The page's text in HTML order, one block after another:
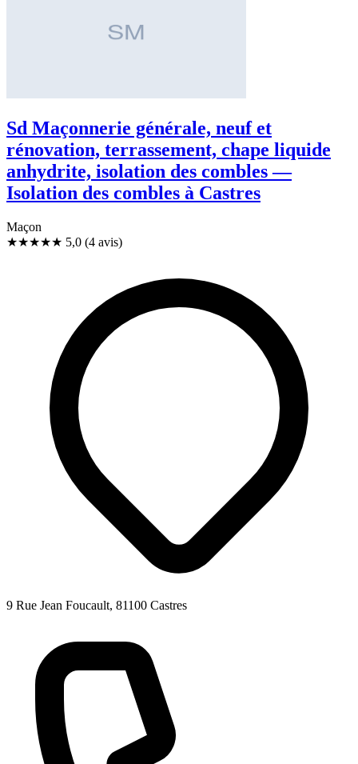
Sd Maçonnerie générale, neuf et
rénovation, terrassement, chape liquide
anhydrite, isolation des combles —
Isolation des combles à Castres
Maçon
★★★★★ 5,0 (4 avis)
9 Rue Jean Foucault, 81100 Castres